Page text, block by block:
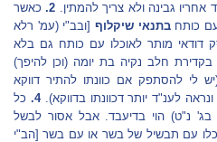
גבינה ולא צריך להמתין. 2.
כאשר
עם כותחבתנאי שיקלוף [ובב"י (עמ' רלא
דודאי מותר לאוכלו עם כותח גם בלא
חלב נקיה בת יומה (וכן להיפך)
לי להסתפק אם כוונתו להתיר דווקא
לענ"ד יותר דכוונתו בדווקא).4.
כל
נ"ט) הוי בדיעבד. אבל אסור לבשל
עם תבשיל של בשר או עם בשר [הב"י